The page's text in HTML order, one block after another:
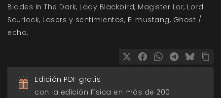
Blades In The Dark Lady Blackbird Magister Lor Lord
Scurlock Lasers y sentimientos El mustang Ghost /
echo
Edición PDF gratis
con la edición física en más de 200